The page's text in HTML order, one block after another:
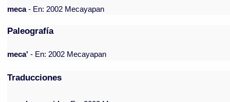
meca- En: 2002 Mecayapan
Paleografía
meca' - En: 2002 Mecayapan
Traducciones